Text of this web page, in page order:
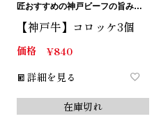
匠おすすめの神戸ビーフの旨みたっぷりコロッケです。
【神戸牛】コロッケ3個
価格 ¥840
詳細を見る
在庫切れ